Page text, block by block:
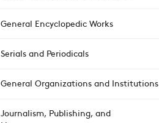
General Encyclopedic Works
Serials and Periodicals
General Organizations and Institutions
Journalism, Publishing, and